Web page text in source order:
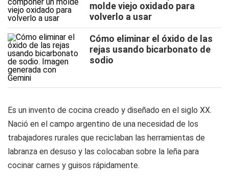
molde viejo oxidado para
volverlo a usar
Cómo eliminar el óxido de las
rejas usando bicarbonato de
sodio
Es un invento de cocina creado y diseñado en el siglo XX.
Nació en el campo argentino de una necesidad de los
trabajadores rurales que reciclaban las herramientas de
labranza en desuso y las colocaban sobre la leña para
cocinar carnes y guisos rápidamente.